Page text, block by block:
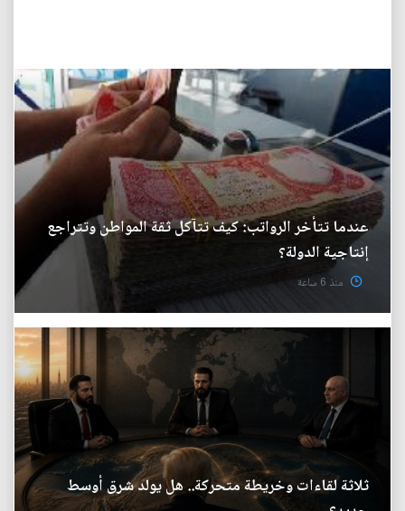
عندما تتأخر الرواتب: كيف تتآكل ثقة المواطن وتتراجع
إنتاجية الدولة؟
منذ 6 ساعة
ثلاثة لقاءات وخريطة متحركة.. هل يولد شرق أوسط